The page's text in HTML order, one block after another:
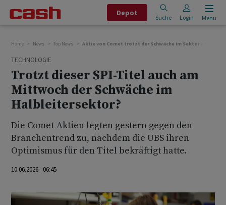
Depot
Suche Login Menu
Home News Top News Aktie von Comet trotzt der Schwäche im Sektor - auch
TECHNOLOGIE
Trotzt dieser SPI-Titel auch am
Mittwoch der Schwäche im
Halbleitersektor?
Die Comet-Aktien legten gestern gegen den
Branchentrend zu, nachdem die UBS ihren
Optimismus für den Titel bekräftigt hatte.
10.06.2026 06:45